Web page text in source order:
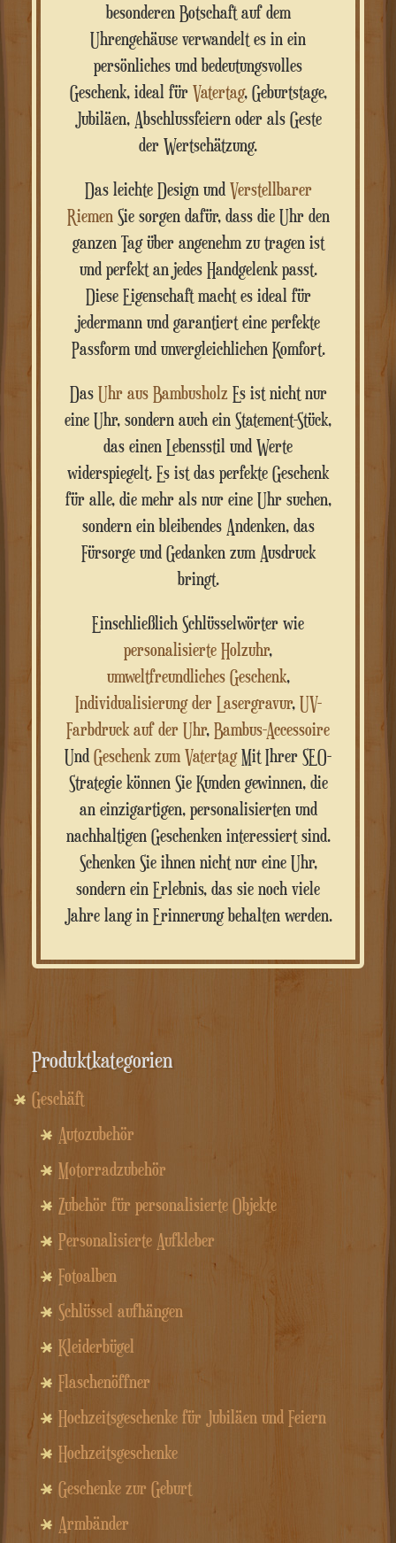
besonderen Botschaft auf dem
Uhrengehäuse verwandelt es in ein
persönliches und bedeutungsvolles
Geschenk, ideal für Vatertag, Geburtstage,
Jubiläen, Abschlussfeiern oder als Geste
der Wertschätzung.
Das leichte Design und Verstellbarer
Riemen Sie sorgen dafür, dass die Uhr den
ganzen Tag über angenehm zu tragen ist
und perfekt an jedes Handgelenk passt.
Diese Eigenschaft macht es ideal für
jedermann und garantiert eine perfekte
Passform und unvergleichlichen Komfort.
Das Uhr aus Bambusholz Es ist nicht nur
eine Uhr, sondern auch ein Statement-Stück,
das einen Lebensstil und Werte
widerspiegelt. Es ist das perfekte Geschenk
für alle, die mehr als nur eine Uhr suchen,
sondern ein bleibendes Andenken, das
Fürsorge und Gedanken zum Ausdruck
bringt.
Einschließlich Schlüsselwörter wie
personalisierte Holzuhr,
umweltfreundliches Geschenk,
Individualisierung der Lasergravur, UV-
Farbdruck auf der Uhr, Bambus-Accessoire
Und Geschenk zum VatertagMit Ihrer SEO-
Strategie können Sie Kunden gewinnen, die
an einzigartigen, personalisierten und
nachhaltigen Geschenken interessiert sind.
Schenken Sie ihnen nicht nur eine Uhr,
sondern ein Erlebnis, das sie noch viele
Jahre lang in Erinnerung behalten werden.
Produktkategorien
Geschäft
Autozubehör
Motorradzubehör
Zubehör für personalisierte Objekte
Personalisierte Aufkleber
Fotoalben
Schlüssel aufhängen
Kleiderbügel
Flaschenöffner
Hochzeitsgeschenke für Jubiläen und Feiern
Hochzeitsgeschenke
Geschenke zur Geburt
Armbänder